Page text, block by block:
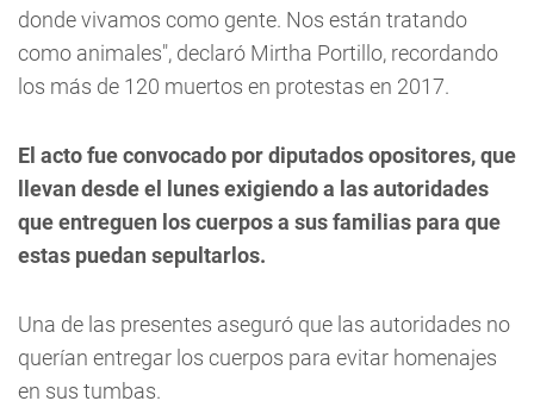
donde vivamos como gente. Nos están tratando
como animales", declaró Mirtha Portillo, recordando
los más de 120 muertos en protestas en 2017.
El acto fue convocado por diputados opositores, que
llevan desde el lunes exigiendo a las autoridades
que entreguen los cuerpos a sus familias para que
estas puedan sepultarlos.
Una de las presentes aseguró que las autoridades no
querían entregar los cuerpos para evitar homenajes
en sus tumbas.